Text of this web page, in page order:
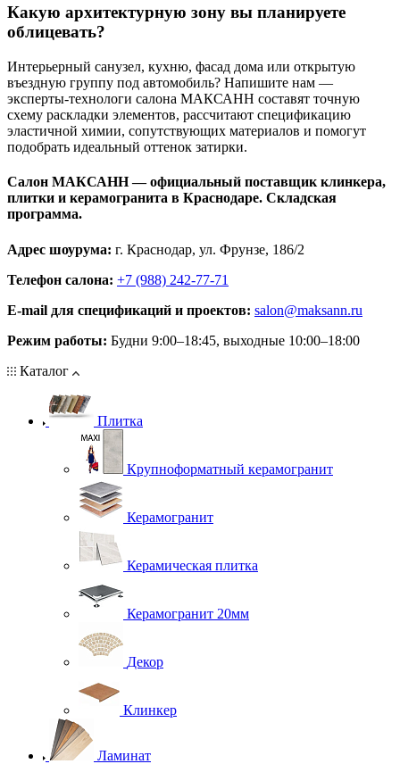
Какую архитектурную зону вы планируете
облицевать?
Интерьерный санузел, кухню, фасад дома или открытую
въездную группу под автомобиль? Напишите нам —
эксперты‑технологи салона МАКСАНН составят точную
схему раскладки элементов, рассчитают спецификацию
эластичной химии, сопутствующих материалов и помогут
подобрать идеальный оттенок затирки.
Салон МАКСАНН — официальный поставщик клинкера,
плитки и керамогранита в Краснодаре. Складская
программа.
Адрес шоурума: г. Краснодар, ул. Фрунзе, 186/2
Телефон салона: +7 (988) 242-77-71
E‑mail для спецификаций и проектов: salon@maksann.ru
Режим работы: Будни 9:00–18:45, выходные 10:00–18:00
Каталог
Плитка
Крупноформатный керамогранит
Керамогранит
Керамическая плитка
Керамогранит 20мм
Декор
Клинкер
Ламинат